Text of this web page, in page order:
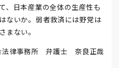
、日本産業の全体の生産性も
ないか。弱者救済には野党は
まない。
法律事務所 弁護士 奈良正哉